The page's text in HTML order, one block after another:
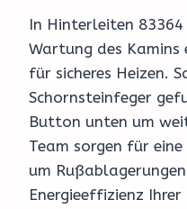
In Hinterleiten
Wartung des Kamins
für sicheres Heizen.
Schornsteinfeger
Button unten um
Team sorgen für
um
Energieeffizienz